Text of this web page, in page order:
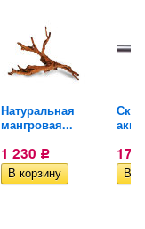
Натуральная
мангровая...
1 230 Р 170